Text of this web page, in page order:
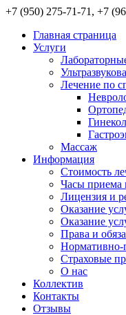
+7 (950) 275-71-71, +7
Главная страница
Услуги
Лечение по
Массаж
Информация
Стоимость
Часы приема
Лицензия и
Оказание
Оказание
Права и
Нормативно-
Страховые
О нас
Коллектив
Контакты
Отзывы